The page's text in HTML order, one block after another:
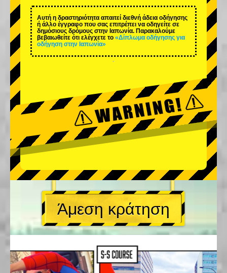
Αυτή η δραστηριότητα απαιτεί διεθνή άδεια οδήγησης
ή άλλο έγγραφο που σας επιτρέπει να οδηγείτε σε
δημόσιους δρόμους στην Ιαπωνία. Παρακαλούμε
βεβαιωθείτε ότι ελέγχετε το «Δίπλωμα οδήγησης για
οδήγηση στην Ιαπωνία»
Άμεση κράτηση